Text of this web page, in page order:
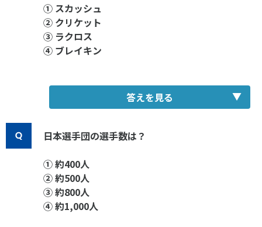
① スカッシュ
② クリケット
③ ラクロス
④ ブレイキン
答えを見る
日本選手団の選手数は？
① 約400人
② 約500人
③ 約800人
④ 約1,000人